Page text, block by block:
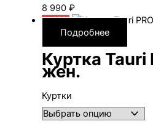
8 990 ₽
—40%
Подробнее
Куртка Tauri
жен.
Куртки